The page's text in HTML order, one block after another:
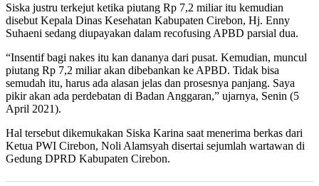
Siska justru terkejut ketika piutang Rp 7,2 miliar itu kemudian
disebut Kepala Dinas Kesehatan Kabupaten Cirebon, Hj. Enny
Suhaeni sedang diupayakan dalam recofusing APBD parsial dua.
“Insentif bagi nakes itu kan dananya dari pusat. Kemudian, muncul
piutang Rp 7,2 miliar akan dibebankan ke APBD. Tidak bisa
semudah itu, harus ada alasan jelas dan prosesnya panjang. Saya
pikir akan ada perdebatan di Badan Anggaran,” ujarnya, Senin (5
April 2021).
Hal tersebut dikemukakan Siska Karina saat menerima berkas dari
Ketua PWI Cirebon, Noli Alamsyah disertai sejumlah wartawan di
Gedung DPRD Kabupaten Cirebon.